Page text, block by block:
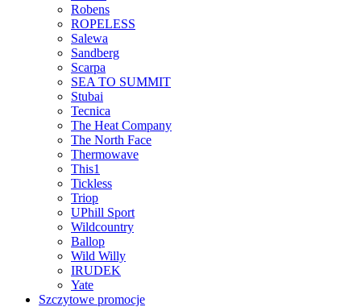
Robens
ROPELESS
Salewa
Sandberg
Scarpa
SEA TO SUMMIT
Stubai
Tecnica
The Heat Company
The North Face
Thermowave
This1
Tickless
Triop
UPhill Sport
Wildcountry
Ballop
Wild Willy
IRUDEK
Yate
Szczytowe promocje